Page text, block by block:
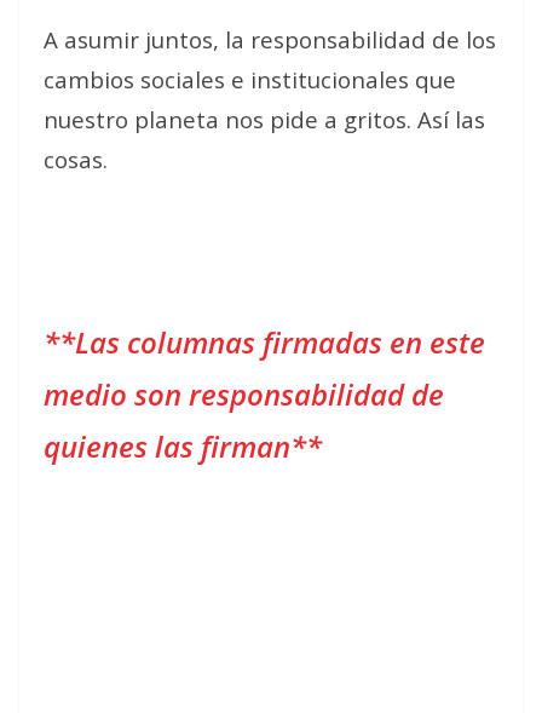
A asumir juntos, la responsabilidad de los
cambios sociales e institucionales que
nuestro planeta nos pide a gritos. Así las
cosas.
**Las columnas firmadas en este
medio son responsabilidad de
quienes las firman**